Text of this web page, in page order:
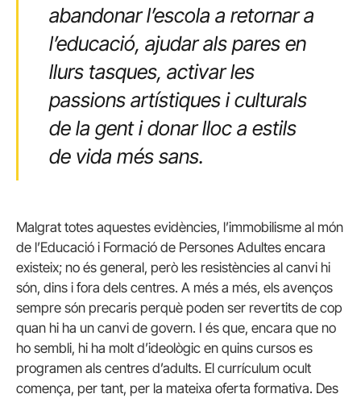
abandonar l’escola a retornar a
l’educació, ajudar als pares en
llurs tasques, activar les
passions artístiques i culturals
de la gent i donar lloc a estils
de vida més sans.
Malgrat totes aquestes evidències, l’immobilisme al món
de l’Educació i Formació de Persones Adultes encara
existeix; no és general, però les resistències al canvi hi
són, dins i fora dels centres. A més a més, els avenços
sempre són precaris perquè poden ser revertits de cop
quan hi ha un canvi de govern. I és que, encara que no
ho sembli, hi ha molt d’ideològic en quins cursos es
programen als centres d’adults. El currículum ocult
comença, per tant, per la mateixa oferta formativa. Des